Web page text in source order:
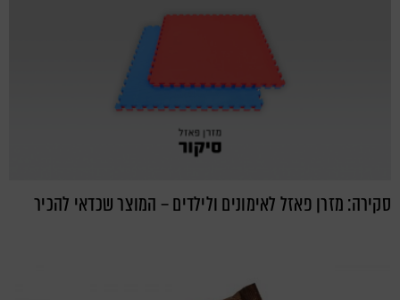
סקירה: מזרן פאזל לאימונים ולילדים – המוצר שכדאי להכיר